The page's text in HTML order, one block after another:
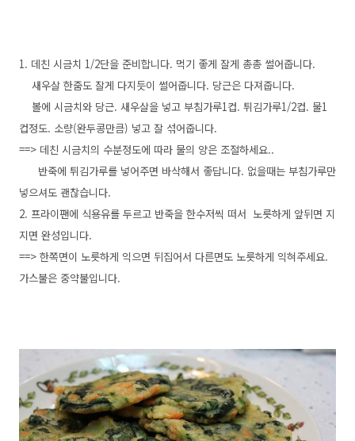
1. 데친 시금치 1/2단을 준비합니다. 먹기 좋게 잘게 총총 썰어줍니다.
새우살 한줌도 잘게 다지듯이 썰어줍니다. 당근은 다져줍니다.
볼에 시금치와 당근. 새우살을 넣고 부침가루1컵. 튀김가루1/2컵. 물1
컵정도. 소량(완두콩만큼) 넣고 잘 섞어줍니다.
==> 데친 시금치의 수분정도에 따라 물의 양은 조절하세요..
반죽에 튀김가루를 넣어주면 바삭해서 좋답니다. 없을때는 부침가루만
넣으셔도 괜찮습니다.
2. 프라이팬에 식용유를 두르고 반죽을 한수저씩 떠서 노릇하게 앞뒤면 지
지면 완성입니다.
==> 한쪽면이 노릇하게 익으면 뒤집어서 다른면도 노릇하게 익혀주세요.
가스불은 중약불입니다.